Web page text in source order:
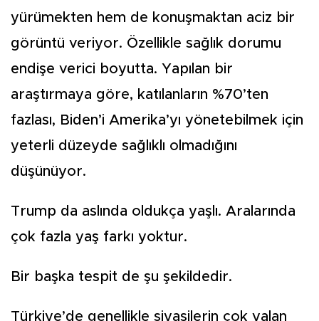
yürümekten hem de konuşmaktan aciz bir
görüntü veriyor. Özellikle sağlık dorumu
endişe verici boyutta. Yapılan bir
araştırmaya göre, katılanların %70’ten
fazlası, Biden’i Amerika’yı yönetebilmek için
yeterli düzeyde sağlıklı olmadığını
düşünüyor.
Trump da aslında oldukça yaşlı. Aralarında
çok fazla yaş farkı yoktur.
Bir başka tespit de şu şekildedir.
Türkiye’de genellikle siyasilerin çok yalan